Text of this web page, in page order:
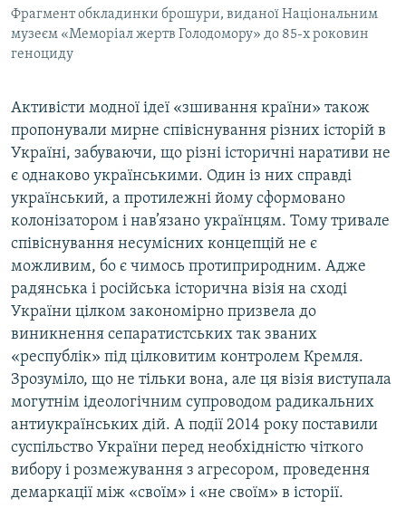
Фрагмент обкладинки брошури, виданої Національним
музеєм «Меморіал жертв Голодомору» до 85-х роковин
геноциду
Активісти модної ідеї «зшивання країни» також
пропонували мирне співіснування різних історій в
Україні, забуваючи, що різні історичні наративи не
є однаково українськими. Один із них справді
український, а протилежні йому сформовано
колонізатором і нав’язано українцям. Тому тривале
співіснування несумісних концепцій не є
можливим, бо є чимось протиприродним. Адже
радянська і російська історична візія на сході
України цілком закономірно призвела до
виникнення сепаратистських так званих
«республік» під цілковитим контролем Кремля.
Зрозуміло, що не тільки вона, але ця візія виступала
могутнім ідеологічним супроводом радикальних
антиукраїнських дій. А події 2014 року поставили
суспільство України перед необхідністю чіткого
вибору і розмежування з агресором, проведення
демаркації між «своїм» і «не своїм» в історії.